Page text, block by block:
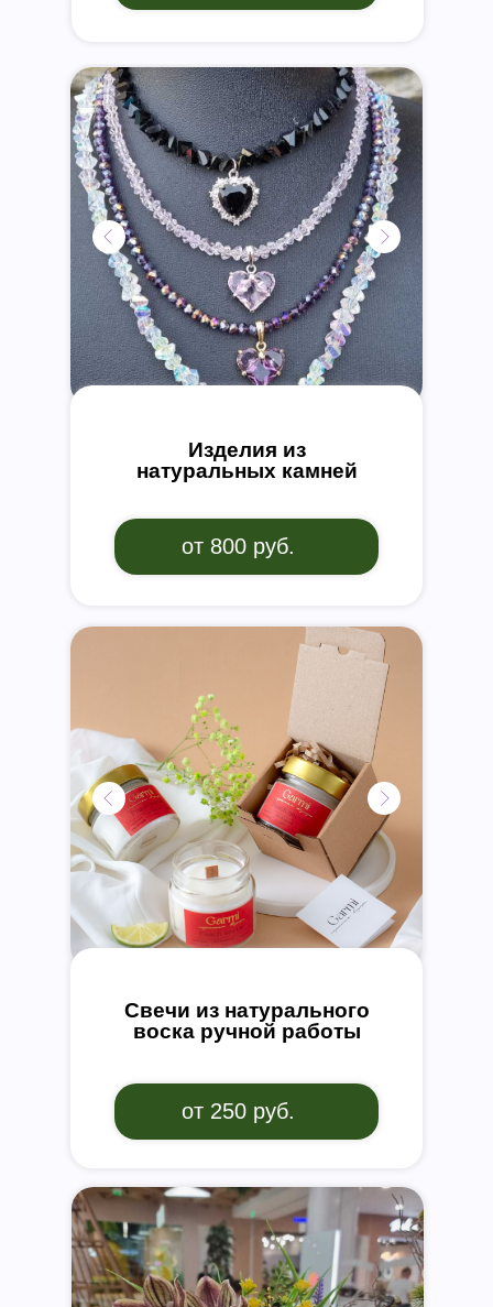
Изделия из
натуральных камней
от 800 руб.
Свечи из натурального
воска ручной работы
от 250 руб.